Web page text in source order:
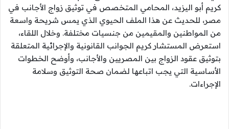
كريم أبو اليزيد، المحامي المتخصص في توثيق زواج الأجانب في
مصر، للحديث عن هذا الملف الحيوي الذي يمس شريحة واسعة
من المواطنين والمقيمين من جنسيات مختلفة. وخلال اللقاء،
استعرض المستشار كريم الجوانب القانونية والإجرائية المتعلقة
بتوثيق عقود الزواج بين المصريين والأجانب، وأوضح الخطوات
الأساسية التي يجب اتباعها لضمان صحة التوثيق وسلامة
الإجراءات.